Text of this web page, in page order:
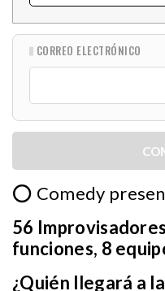
CORREO ELECTRÓNICO
⭕ Comedy
56
funciones, 8
¿Quién llegará a